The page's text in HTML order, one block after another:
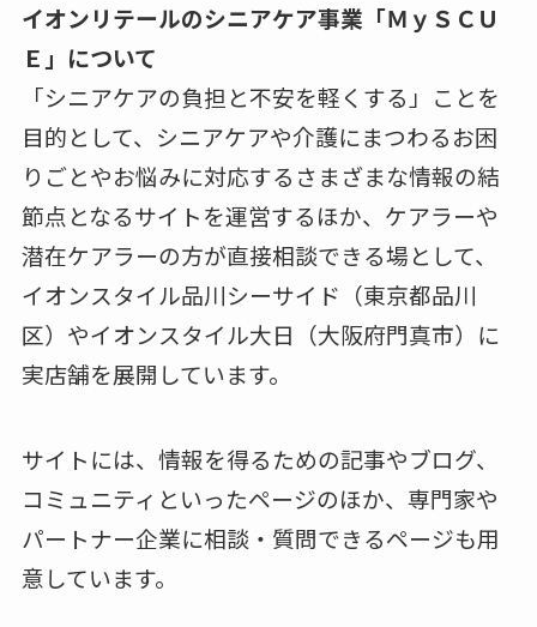
イオンリテールのシニアケア事業「ＭｙＳＣＵ
Ｅ」について
「シニアケアの負担と不安を軽くする」ことを
目的として、シニアケアや介護にまつわるお困
りごとやお悩みに対応するさまざまな情報の結
節点となるサイトを運営するほか、ケアラーや
潜在ケアラーの方が直接相談できる場として、
イオンスタイル品川シーサイド（東京都品川
区）やイオンスタイル大日（大阪府門真市）に
実店舗を展開しています。
サイトには、情報を得るための記事やブログ、
コミュニティといったページのほか、専門家や
パートナー企業に相談・質問できるページも用
意しています。